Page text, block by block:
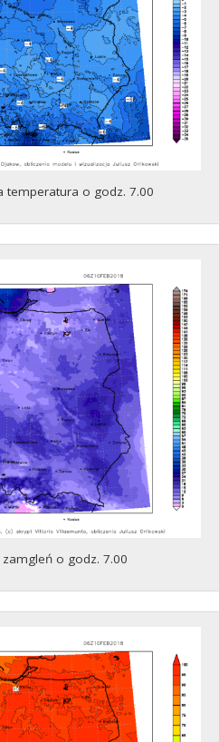
temperatura o godz. 7.00
zamgleń o godz. 7.00